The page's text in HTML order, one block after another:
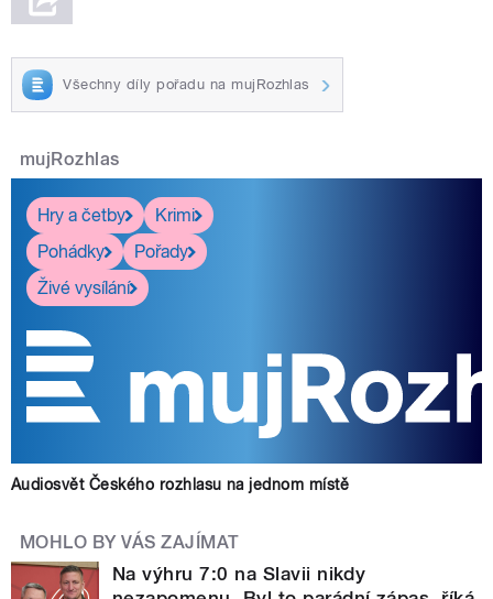
Všechny díly pořadu na mujRozhlas
mujRozhlas
Hry a četby
Krimi
Pohádky
Pořady
Živé vysílání
Audiosvět Českého rozhlasu na jednom místě
MOHLO BY VÁS ZAJÍMAT
Na výhru 7:0 na Slavii nikdy